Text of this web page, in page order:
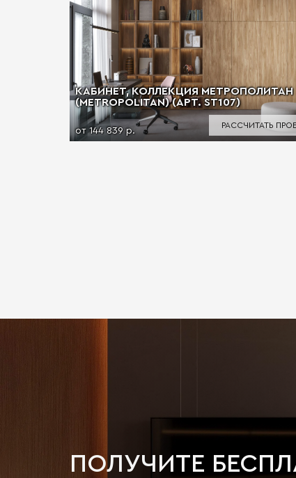
КАБИНЕТ, КОЛЛЕКЦИЯ МЕТРОПОЛИТАН
(METROPOLITAN) (АРТ. ST107)
от 144 839 р.
РАССЧИТАТЬ
ПОЛУЧИТЕ